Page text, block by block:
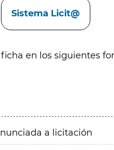
Sistema Licit@
en los siguientes
a licitación